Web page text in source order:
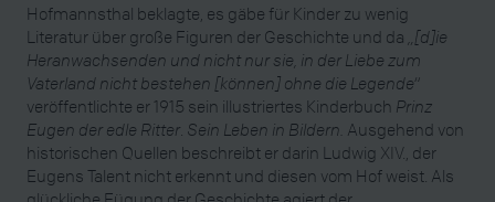
Hofmannsthal beklagte, es gäbe für Kinder zu wenig
Literatur über große Figuren der Geschichte und da „[d]ie
Heranwachsenden und nicht nur sie, in der Liebe zum
Vaterland nicht bestehen [können] ohne die Legende“
veröffentlichte er 1915 sein illustriertes Kinderbuch Prinz
Eugen der edle Ritter Sein Leben in Bildern. Ausgehend von
historischen Quellen beschreibt er darin Ludwig XIV., der
Eugens Talent nicht erkennt und diesen vom Hof weist. Als